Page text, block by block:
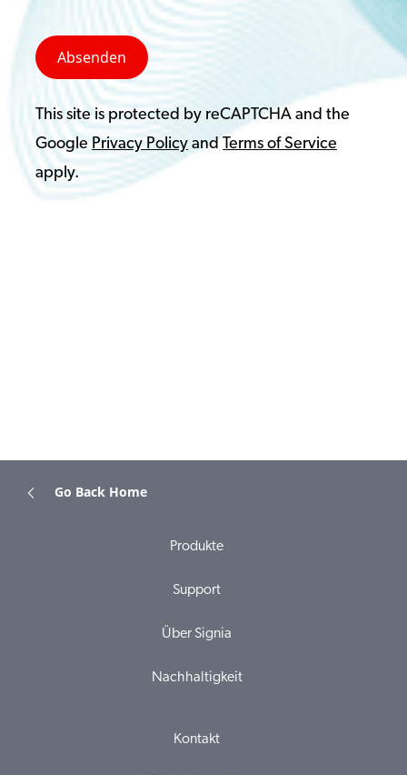
This site is protected by reCAPTCHA and the
Google Privacy Policy and Terms of Service
apply.
Go Back Home
Produkte
Support
Über Signia
Nachhaltigkeit
Kontakt